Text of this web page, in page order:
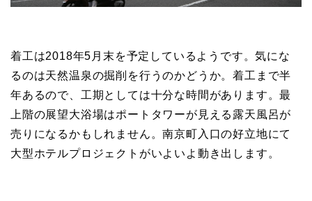
着工は2018年5月末を予定しているようです。気にな
るのは天然温泉の掘削を行うのかどうか。着工まで半
年あるので、工期としては十分な時間があります。最
上階の展望大浴場はポートタワーが見える露天風呂が
売りになるかもしれません。南京町入口の好立地にて
大型ホテルプロジェクトがいよいよ動き出します。